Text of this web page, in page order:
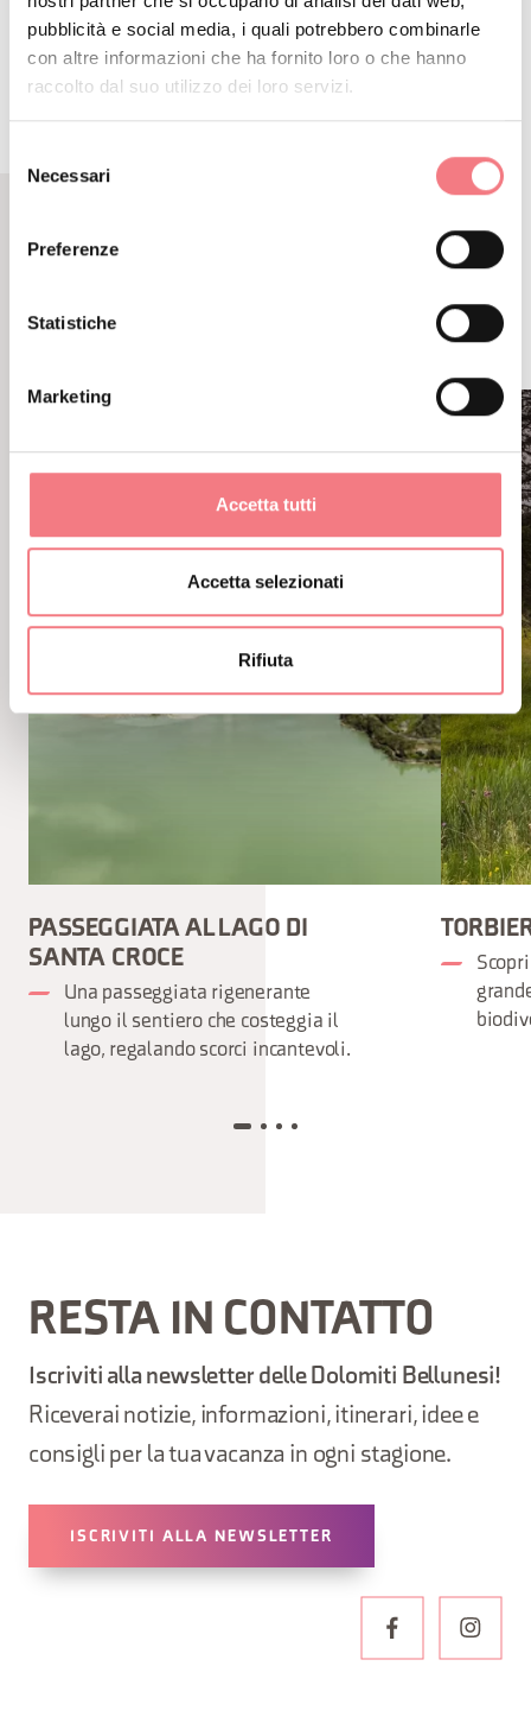
pubblicità e social media, i quali potrebbero combinarle
con altre informazioni che ha fornito loro o che hanno
raccolto dal suo utilizzo dei loro servizi.
delNecessari
Preferenze
Statistiche
Marketing
Accetta tutti
Accetta selezionati
Rifiuta
ITINERARIO
CONTENUTI CORRELATI
ANCHE
PASSEGGIATA AL LAGO DI
SANTA CROCE
Una passeggiata rigenerante
lungo il sentiero che costeggia il
lago, regalando scorci incantevoli.
RESTA IN CONTATTO
Iscriviti alla newsletter delle Dolomiti Bellunesi!
Riceverai notizie, informazioni, itinerari, idee e
consigli per la tua vacanza in ogni stagione.
ISCRIVITI ALLA NEWSLETTER